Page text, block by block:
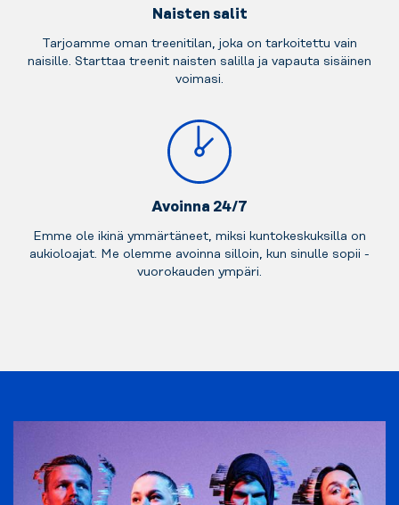
Naisten salit
Tarjoamme oman treenitilan, joka on tarkoitettu vain
naisille. Starttaa treenit naisten salilla ja vapauta sisäinen
voimasi.
Avoinna 24/7
Emme ole ikinä ymmärtäneet, miksi kuntokeskuksilla on
aukioloajat. Me olemme avoinna silloin, kun sinulle sopii -
vuorokauden ympäri.